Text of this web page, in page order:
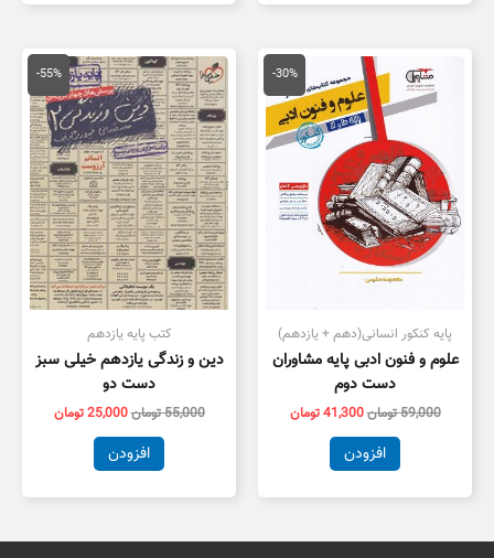
-30%
پایه کنکور انسانی(دهم + یازدهم)
علوم و فنون ادبی پایه مشاوران
دست دوم
59,000تومان
قیمت
اصلی
59,000 تومان
بود.
41,300تومان
قیمت
فعلی
41,300 تومان
است.
افزودن
-55%
کتب پایه یازدهم
دین و زندگی یازدهم خیلی سبز
دست دو
55,000تومان
قیمت
اصلی
55,000 تومان
بود.
25,000تومان
قیمت
فعلی
است.
افزودن